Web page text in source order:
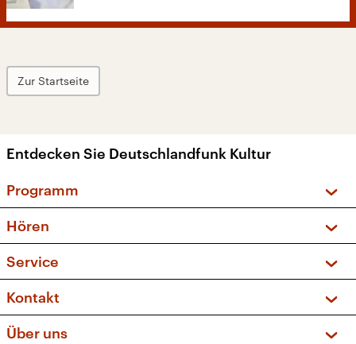
Zur Startseite
Entdecken Sie Deutschlandfunk Kultur
Programm
Sendungen und Podcasts
Musikliste
Kakadu – Das Kinderprogramm
Hören
Frequenzen (UKW + DAB+)
Service
FAQ
Apps
Kontakt
Über uns